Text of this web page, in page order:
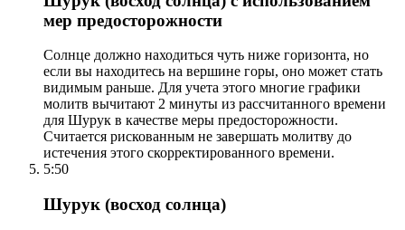
мер предосторожности
Солнце должно находиться чуть ниже горизонта, но
если вы находитесь на вершине горы, оно может стать
видимым раньше. Для учета этого многие графики
молитв вычитают 2 минуты из рассчитанного времени
для Шурук в качестве меры предосторожности.
Считается рискованным не завершать молитву до
истечения этого скорректированного времени.
5:50
Шурук (восход солнца)